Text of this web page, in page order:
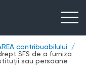
contribuabilului
SFS de a furniza
sau persoane